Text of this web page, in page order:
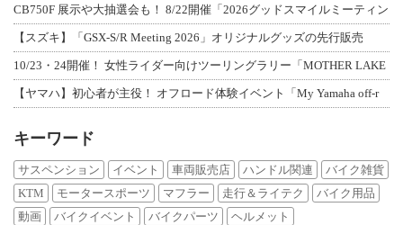
CB750F 展示や大抽選会も！ 8/22開催「2026グッドスマイルミーティン
【スズキ】「GSX-S/R Meeting 2026」オリジナルグッズの先行販売
10/23・24開催！ 女性ライダー向けツーリングラリー「MOTHER LAKE
【ヤマハ】初心者が主役！ オフロード体験イベント「My Yamaha off-r
キーワード
サスペンション イベント 車両販売店 ハンドル関連
バイク雑貨
KTM
モータースポーツ マフラー 走行＆ライテク
バイク用品
動画
バイクイベント バイクパーツ
ヘルメット